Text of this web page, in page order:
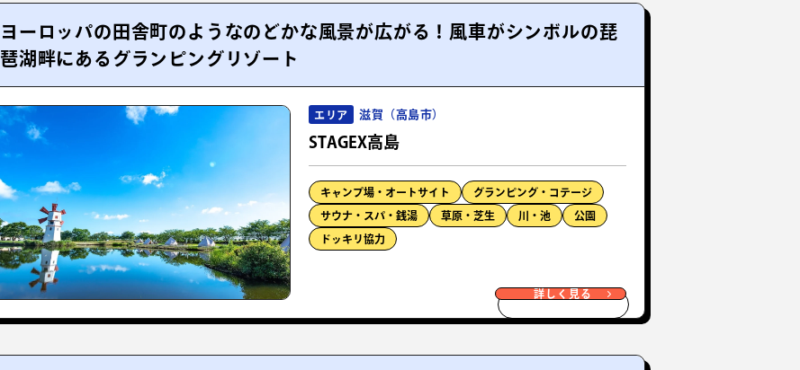
ヨーロッパの田舎町のようなのどかな風景が広がる！風車がシンボルの琵
琶湖畔にあるグランピングリゾート
エリア 滋賀（高島市）
STAGEX高島
キャンプ場・オートサイト グランピング・コテージ
サウナ・スパ・銭湯 草原・芝生 川・池 公園
ドッキリ協力
詳しく見る